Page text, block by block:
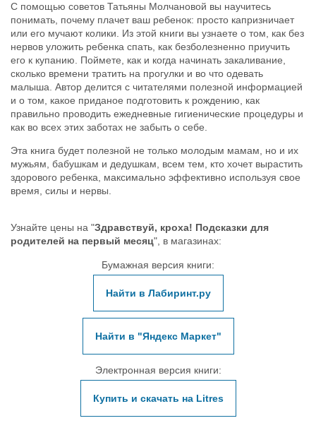
С помощью советов Татьяны Молчановой вы научитесь
понимать, почему плачет ваш ребенок: просто капризничает
или его мучают колики. Из этой книги вы узнаете о том, как без
нервов уложить ребенка спать, как безболезненно приучить
его к купанию. Поймете, как и когда начинать закаливание,
сколько времени тратить на прогулки и во что одевать
малыша. Автор делится с читателями полезной информацией
и о том, какое приданое подготовить к рождению, как
правильно проводить ежедневные гигиенические процедуры и
как во всех этих заботах не забыть о себе.
Эта книга будет полезной не только молодым мамам, но и их
мужьям, бабушкам и дедушкам, всем тем, кто хочет вырастить
здорового ребенка, максимально эффективно используя свое
время, силы и нервы.
Узнайте цены на "Здравствуй, кроха! Подсказки для
родителей на первый месяц", в магазинах:
Бумажная версия книги:
Найти в Лабиринт.ру
Найти в "Яндекс Маркет"
Электронная версия книги:
Купить и скачать на Litres